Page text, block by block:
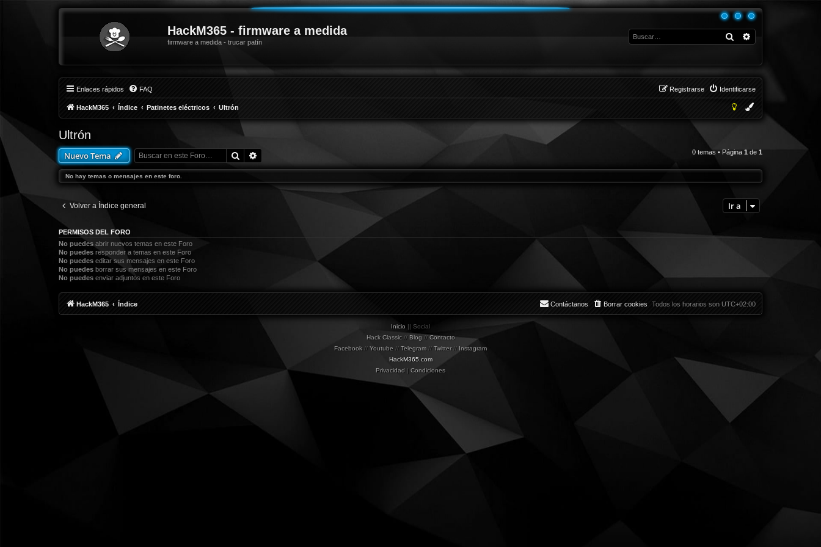
HackM365 - firmware a medida
firmware a medida - trucar patín
Buscar
Enlaces rápidos FAQ Identificarse
Registrarse
HackM365 Índice Patinetes eléctricos Ultrón
Ultrón
Nuevo Tema Buscar 0 temas • Página 1 de 1
No hay temas o mensajes en este foro.
Volver a Índice general Ir a
PERMISOS DEL FORO
No puedes abrir nuevos temas en este Foro
No puedes responder a temas en este Foro
No puedes editar sus mensajes en este Foro
No puedes borrar sus mensajes en este Foro
No puedes enviar adjuntos en este Foro
HackM365 Índice Todos los horarios son UTC+02:00
Borrar cookies
Contáctanos
Inicio || Social
Hack Classic// Blog// Contacto
Facebook // Youtube // Telegram// Twitter// Instagram
HackM365.com
Privacidad | Condiciones